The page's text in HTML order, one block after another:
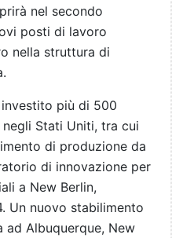
nel secondo
posti di lavoro
nella struttura di
più di 500
Stati Uniti, tra cui
di produzione da
di innovazione per
a New Berlin,
Un nuovo stabilimento
ad Albuquerque, New